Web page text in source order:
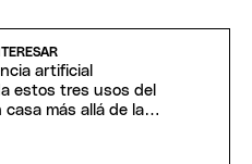
artificial
estos tres usos del
casa más allá de la